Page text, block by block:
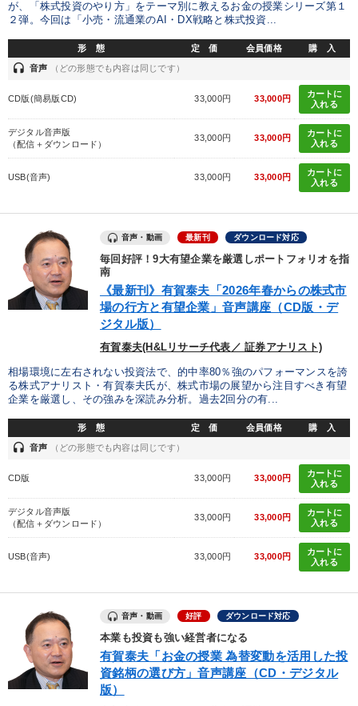
【最新刊】時代を超える経営150の言葉＋社長のスピーチ・話材
全国経営者セミナー収録〈売れ筋・人気〉音声＆動画20選
【最新刊】精神科医・和田秀樹の「老いない力」＋健康な社長と
会社をつくる厳選講話
タル版（音声／動画ストリーミング・ダウンロード）
成功哲学・人間学
営業・社員研修 数字・税務・決算書
パフォーマンス向上 経営を改善したい
リーダーの魅力向上 社長の姿勢を学びたい
キーワード
リーダーシップ 推薦 感動講話 話し方
FCビジネス
※「更新」を押すと「カテゴリー」「目的別」「キーワード」を更新いただけます。
local_offer タグから探す
が、「株式投資のやり方」をテーマ別に教えるお金の授業シリーズ第１
２弾。今回は「小売・流通業のAI・DX戦略と株式投資...
形 態 定 価 会員価格 購 入
headset 音声 （どの形態でも内容は同じです）
CD版(簡易版CD) 33,000円 33,000円
カートに
入れる
デジタル音声版
（配信＋ダウンロード）
33,000円 33,000円
カートに
入れる
USB(音声) 33,000円 33,000円
カートに
入れる
音声・動画 最新刊 ダウンロード対応
毎回好評！9大有望企業を厳選しポートフォリオを指
南
《最新刊》有賀泰夫「2026年春からの株式市
場の行方と有望企業」音声講座（CD版・デ
ジタル版）
有賀泰夫(H&Lリサーチ代表／ 証券アナリスト)
相場環境に左右されない投資法で、的中率80％強のパフォーマンスを誇
る株式アナリスト・有賀泰夫氏が、株式市場の展望から注目すべき有望
企業を厳選し、その強みを深読み分析。過去2回分の有...
形 態 定 価 会員価格 購 入
headset 音声 （どの形態でも内容は同じです）
CD版 33,000円 33,000円
カートに
入れる
デジタル音声版
（配信＋ダウンロード）
33,000円 33,000円
カートに
入れる
USB(音声) 33,000円 33,000円
カートに
入れる
音声・動画 好評 ダウンロード対応
本業も投資も強い経営者になる
有賀泰夫「お金の授業 為替変動を活用した投
資銘柄の選び方」音声講座（CD・デジタル
版）